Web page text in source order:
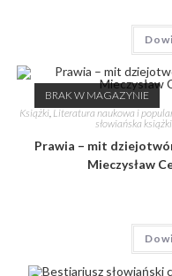
BRAK W MAGAZYNIE
Książki, Literatura naukowa i
słowiańska książki
Prawia – mit
Mieczysław